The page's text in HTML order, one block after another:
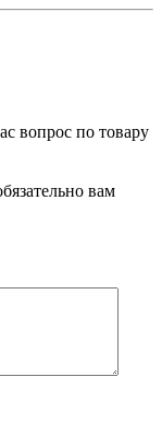
вопрос по товару
вам